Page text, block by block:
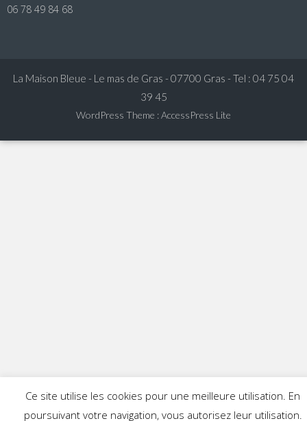
06 78 49 84 68
La Maison Bleue - Le mas de Gras - 07700 Gras - Tel : 04 75 04
39 45
WordPress Theme :AccessPress Lite
Ce site utilise les cookies pour une meilleure utilisation. En
poursuivant votre navigation, vous autorisez leur utilisation.